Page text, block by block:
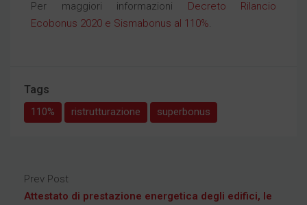
Per maggiori informazioni Decreto Rilancio
Ecobonus 2020 e Sismabonus al 110%.
Tags
110% ristrutturazione superbonus
Prev Post
Attestato di prestazione energetica degli edifici, le